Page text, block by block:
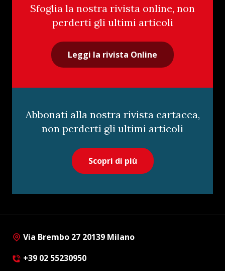
Sfoglia la nostra rivista online, non
perderti gli ultimi articoli
Leggi la rivista Online
Abbonati alla nostra rivista cartacea,
non perderti gli ultimi articoli
Scopri di più
Via Brembo 27 20139 Milano
+39 02 55230950